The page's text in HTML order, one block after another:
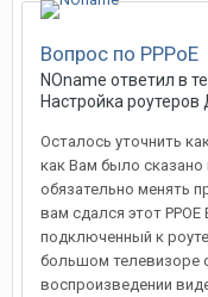
Вопрос по PPPoE
NOname ответил в
Настройка
Осталось уточнить
как Вам было
обязательно менять
вам сдался этот
подключенный к
большом телевизоре
воспроизведении